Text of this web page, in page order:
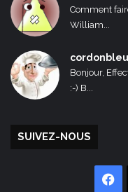
Comment
William...
Bonjour,
:-) B...
SUIVEZ-NOUS